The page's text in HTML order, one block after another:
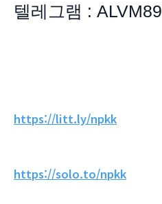
텔레그램 : ALVM89
https://litt.ly/npkk
https://solo.to/npkk